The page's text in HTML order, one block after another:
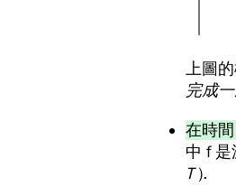
上圖
完成
在時
中 f 是
T).